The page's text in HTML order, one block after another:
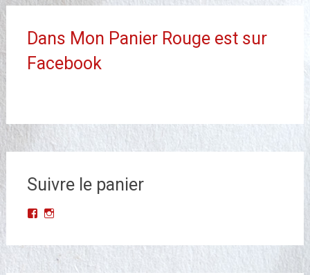
Dans Mon Panier Rouge est sur
Facebook
Suivre le panier
Voir
de
Dans-
Mon-
Voir
de
dans_mon_panier_rouge
sur